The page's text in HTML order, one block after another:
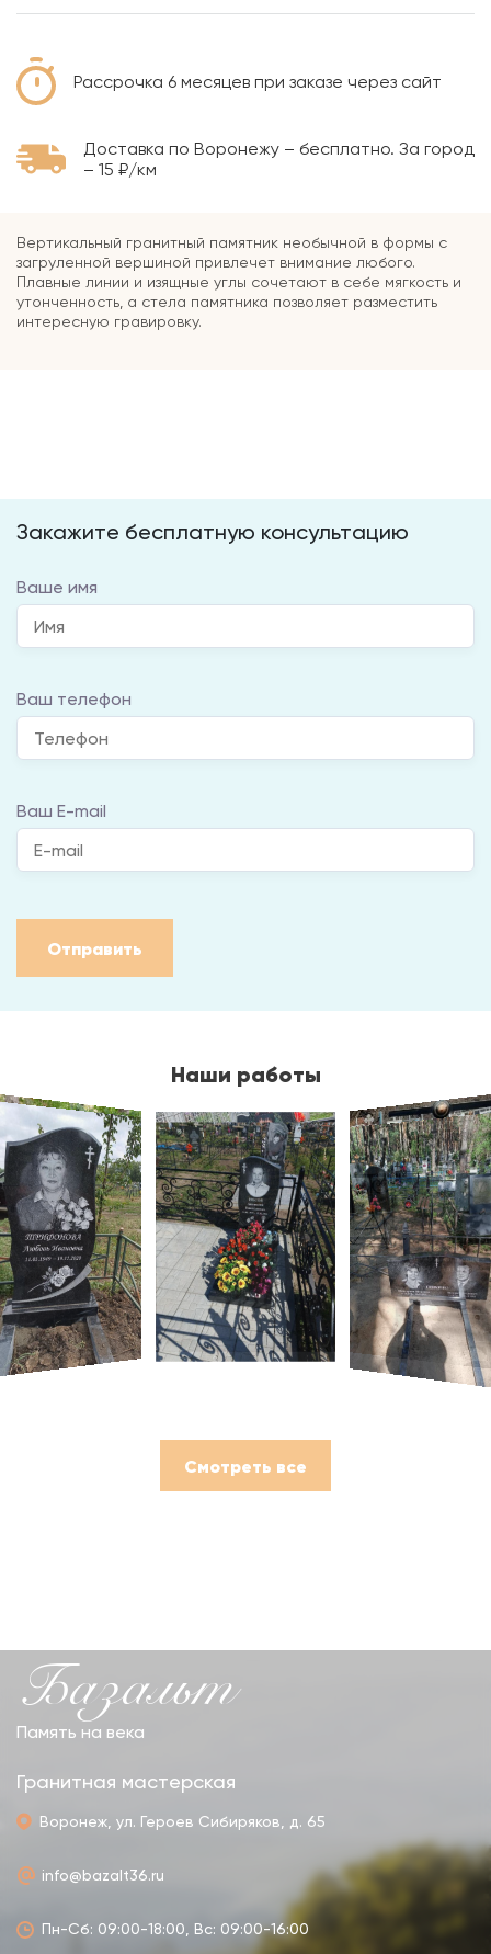
Рассрочка 6 месяцев при заказе через сайт
Доставка по Воронежу – бесплатно. За город
– 15 ₽/км
Вертикальный гранитный памятник необычной в формы с
загруленной вершиной привлечет внимание любого.
Плавные линии и изящные углы сочетают в себе мягкость и
утонченность, а стела памятника позволяет разместить
интересную гравировку.
Закажите бесплатную консультацию
Ваше имя
Ваш телефон
Ваш E-mail
Отправить
Наши работы
Смотреть все
Базальт
Память на века
Гранитная мастерская
Воронеж, ул. Героев Сибиряков, д. 65
info@bazalt36.ru
Пн-Сб: 09:00-18:00, Вс: 09:00-16:00